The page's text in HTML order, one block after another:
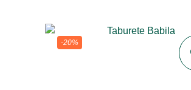
-20%